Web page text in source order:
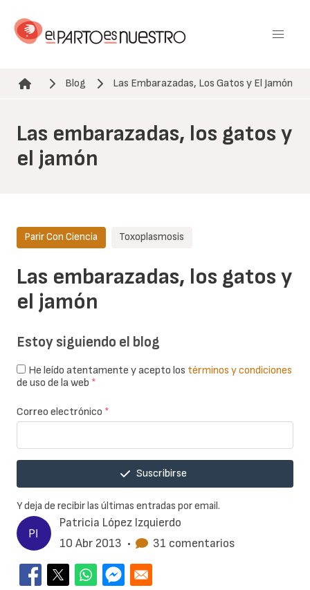
contenido
Ruta de navegación
Blog Las Embarazadas, Los Gatos y El Jamón
Las embarazadas, los gatos y
el jamón
Patricia López Izquierdo
10 Abr 2013 • 31 comentarios
Las embarazadas, los gatos y
el jamón
Parir Con Ciencia Toxoplasmosis
Estoy siguiendo el blog
He leído atentamente y acepto los términos y condiciones
de uso de la web *
Correo electrónico *
Suscribirse
Y deja de recibir las últimas entradas por email.